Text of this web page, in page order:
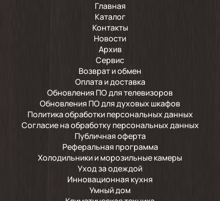
Главная
Каталог
Контакты
Новости
Архив
Сервис
Возврат и обмен
Оплата и доставка
Обновления ПО для телевизоров
Обновления ПО для духовых шкафов
Политика обработки персональных данных
Согласие на обработку персональных данных
Публичная оферта
Реферальная программа
Холодильники и морозильные камеры
Уход за одеждой
Инновационная кухня
Умный дом